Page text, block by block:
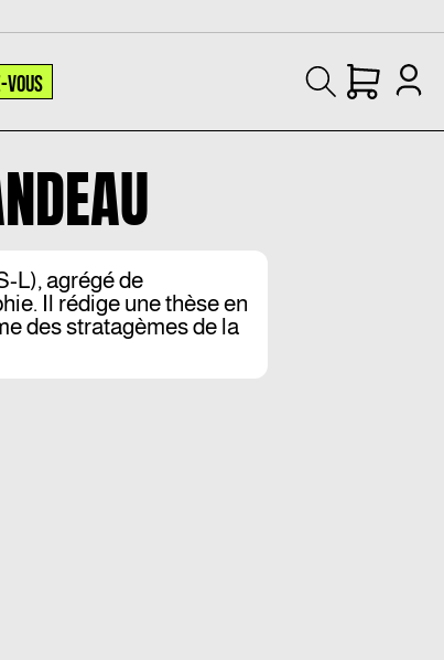
VOUS
L), agrégé de
Il rédige une thèse en
des stratagèmes de la